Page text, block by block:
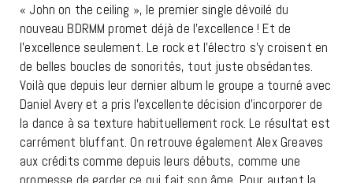
« John on the ceiling », le premier single dévoilé du
nouveau BDRMM promet déjà de l’excellence ! Et de
l’excellence seulement. Le rock et l’électro s’y croisent en
de belles boucles de sonorités, tout juste obsédantes.
Voilà que depuis leur dernier album le groupe a tourné avec
Daniel Avery et a pris l’excellente décision d’incorporer de
la dance à sa texture habituellement rock. Le résultat est
carrément bluffant. On retrouve également Alex Greaves
aux crédits comme depuis leurs débuts, comme une